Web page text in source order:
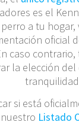
es el
a tu hogar,
oficial
caso
la elección
si está
nuestro Listado